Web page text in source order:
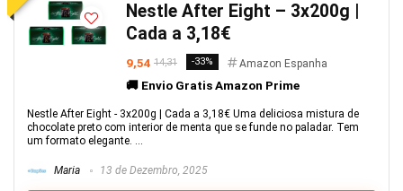
Nestle After Eight – 3x200g |
Cada a 3,18€
9,54 14,31 -33% Amazon Espanha
🚚 Envio Gratis Amazon Prime
Nestle After Eight - 3x200g | Cada a 3,18€ Uma deliciosa mistura de
chocolate preto com interior de menta que se funde no paladar. Tem
um formato elegante. ...
Maria 13 de Dezembro, 2025